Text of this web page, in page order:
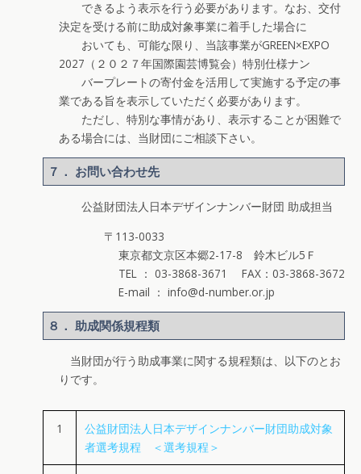
できるよう表示を行う必要があります。なお、交付
決定を受ける前に助成対象事業に着手した場合に
おいても、可能な限り、当該事業がGREEN×EXPO
2027（２０２７年国際園芸博覧会）特別仕様ナン
バープレートの寄付金を活用して実施する予定の事
業である旨を表示していただく必要があります。
ただし、特別な事情があり、表示することが困難で
ある場合には、当財団にご相談下さい。
７． お問い合わせ先
公益財団法人日本デザインナンバー財団 助成担当
〒113-0033
東京都文京区本郷2-17-8 鈴木ビル5Ｆ
TEL ： 03-3868-3671 FAX：03-3868-3672
E-mail ： info@d-number.or.jp
８． 助成関係規程類
当財団が行う助成事業に関する規程類は、以下のとお
りです。
1
公益財団法人日本デザインナンバー財団助成対象
者選考規程 ＜選考規程＞